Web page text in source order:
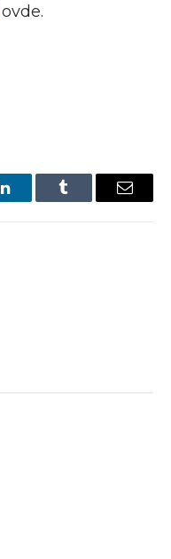
ovde.
LinkedInTumblr Email